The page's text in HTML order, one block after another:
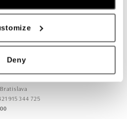
Deny
Aupark, Bratislava
Avion, Bratislava
915 344 725